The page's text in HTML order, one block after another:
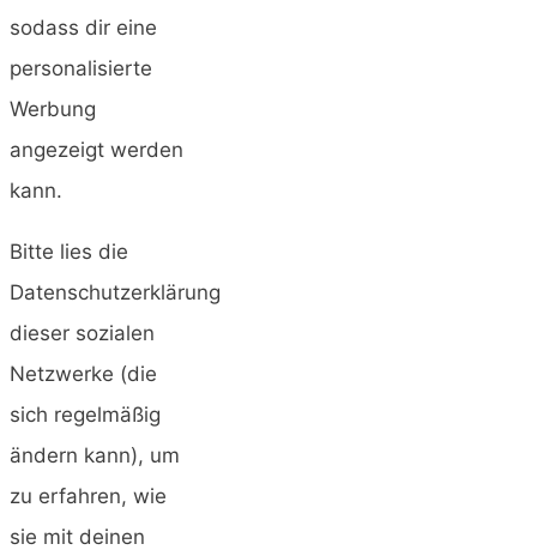
sodass dir eine
personalisierte
Werbung
angezeigt werden
kann.
Bitte lies die
Datenschutzerklärung
dieser sozialen
Netzwerke (die
sich regelmäßig
ändern kann), um
zu erfahren, wie
sie mit deinen